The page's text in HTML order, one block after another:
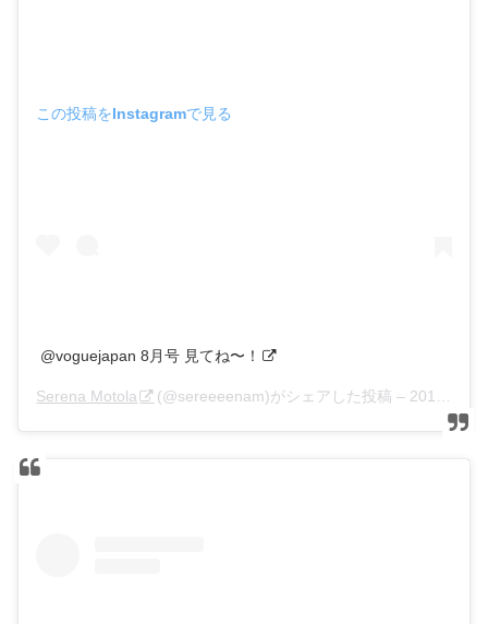
この投稿をInstagramで見る
@voguejapan 8月号 見てね〜！
Serena Motola (@sereeeenam)がシェアした投稿 – 2019年 7月月1日午前12時29分PDT